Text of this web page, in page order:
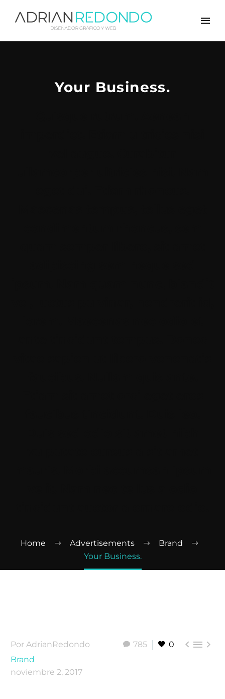
Your Business.
Home Advertisements
Brand
Your Business.
785 0   
Por AdrianRedondo
Brand
noviembre 2, 2017